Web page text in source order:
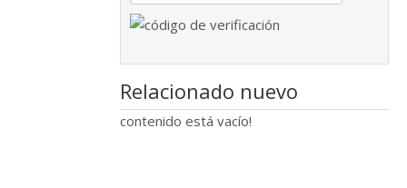
Relacionado nuevo
contenido está vacío!